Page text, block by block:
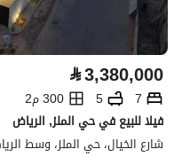
⃁3,380,000
7
5
300 م2
فيلا للبيع في حي الملز, الرياض
شارع الخيال، حي الملز، وسط